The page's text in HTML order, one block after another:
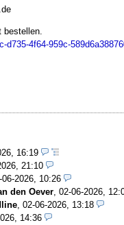
d735-4f64-959c-
16:19
21:10
06-2026, 10:26
den Oever, 02-06-2026,
, 02-06-2026, 13:18
14:36